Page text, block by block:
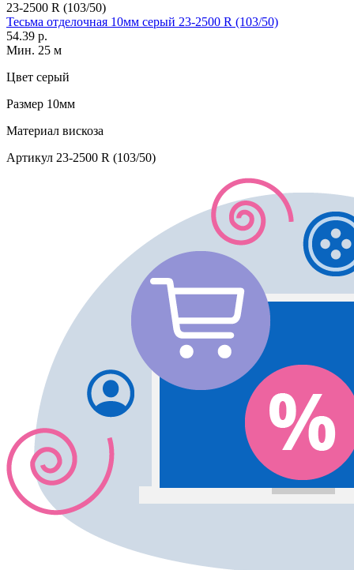
23-2500 R (103/50)
Тесьма отделочная 10мм серый 23-2500 R (103/50)
54.39 р.
Мин. 25 м
Цвет серый
Размер 10мм
Материал вискоза
Артикул 23-2500 R (103/50)